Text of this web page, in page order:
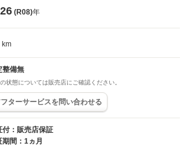
(R08)年
km
整備無
状態については販売店にご確認ください。
ターサービスを問い合わせる
付：販売店保証
期間：1ヵ月